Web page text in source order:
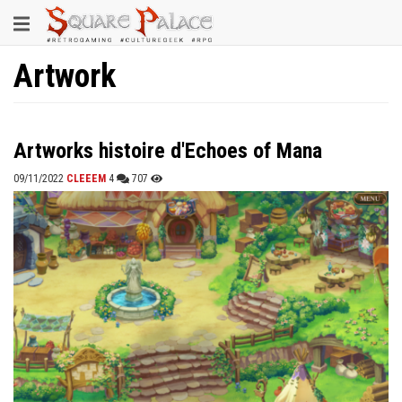
au
contenu
principal
Toggle
navigation
Artwork
Artworks histoire d'Echoes of Mana
09/11/2022 CLEEEM 4 707